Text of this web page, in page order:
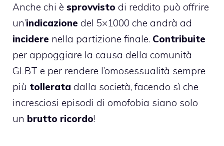
Anche chi è sprovvisto di reddito può offrire
un’indicazione del 5×1000 che andrà ad
incidere nella partizione finale. Contribuite
per appoggiare la causa della comunità
GLBT e per rendere l’omosessualità sempre
più tollerata dalla società, facendo sì che
incresciosi episodi di omofobia siano solo
un brutto ricordo!